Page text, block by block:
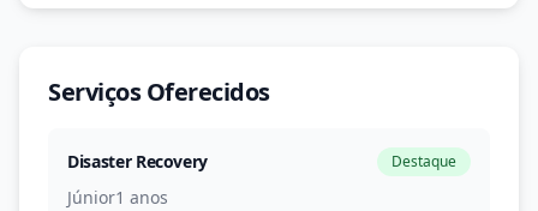
Serviços Oferecidos
Disaster Recovery Destaque
Júnior1 anos